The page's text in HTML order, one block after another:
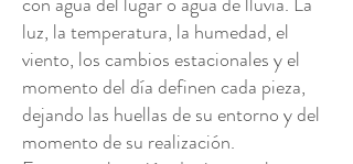
luz, la temperatura, la humedad, el
viento, los cambios estacionales y el
momento del día definen cada pieza,
dejando las huellas de su entorno y del
momento de su realización.